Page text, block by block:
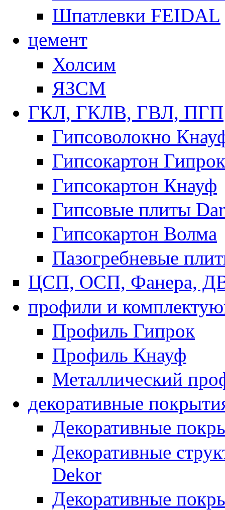
Шпатлевки FEIDAL
цемент
Холсим
ЯЗCМ
ГКЛ, ГКЛВ, ГВЛ, ПГП
Гипсоволокно
Гипсокартон
Гипсокартон Кнауф
Гипсовые плиты
Гипсокартон Волма
Пазогребневые
ЦСП, ОСП, Фанера,
профили и
Профиль Гипрок
Профиль Кнауф
Металлический
декоративные
Декоративные
Декоративные
Dekor
Декоративные